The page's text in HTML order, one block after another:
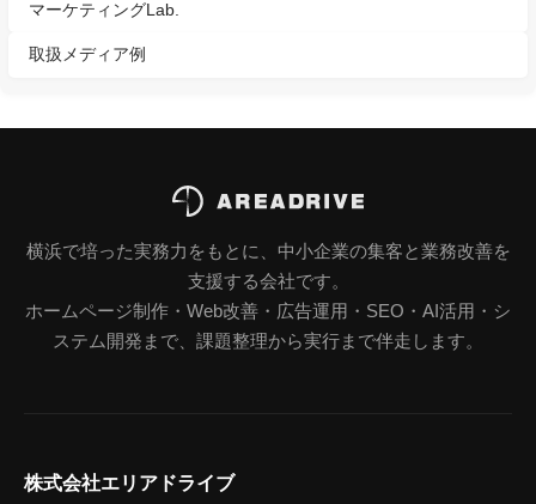
マーケティングLab.
取扱メディア例
横浜で培った実務力をもとに、中小企業の集客と業務改善を
支援する会社です。
ホームページ制作・Web改善・広告運用・SEO・AI活用・シ
ステム開発まで、課題整理から実行まで伴走します。
株式会社エリアドライブ